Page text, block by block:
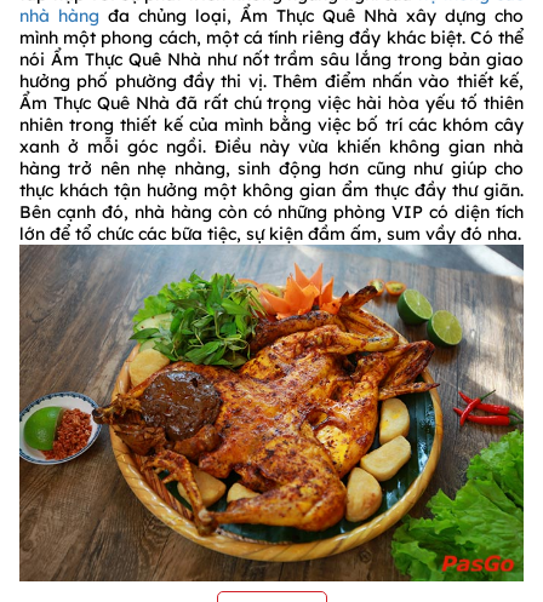
nhà hàng đa chủng loại, Ẩm Thực Quê Nhà xây dựng cho
mình một phong cách, một cá tính riêng đầy khác biệt. Có thể
nói Ẩm Thực Quê Nhà như nốt trầm sâu lắng trong bản giao
hưởng phố phường đầy thi vị. Thêm điểm nhấn vào thiết kế,
Ẩm Thực Quê Nhà đã rất chú trọng việc hài hòa yếu tố thiên
nhiên trong thiết kế của mình bằng việc bố trí các khóm cây
xanh ở mỗi góc ngồi. Điều này vừa khiến không gian nhà
hàng trở nên nhẹ nhàng, sinh động hơn cũng như giúp cho
thực khách tận hưởng một không gian ẩm thực đầy thư giãn.
Bên cạnh đó, nhà hàng còn có những phòng VIP có diện tích
lớn để tổ chức các bữa tiệc, sự kiện đầm ấm, sum vầy đó nha.